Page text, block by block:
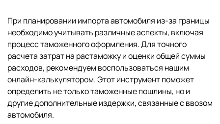
При планировании импорта автомобиля из-за границы
необходимо учитывать различные аспекты, включая
процесс таможенного оформления. Для точного
расчета затрат на растаможку и оценки общей суммы
расходов, рекомендуем воспользоваться нашим
онлайн-калькулятором. Этот инструмент поможет
определить не только таможенные пошлины, но и
другие дополнительные издержки, связанные с ввозом
автомобиля.